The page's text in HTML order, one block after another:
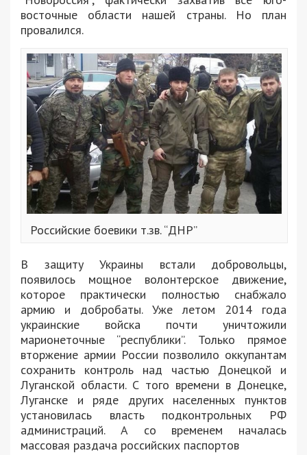
восточные области нашей страны. Но план
провалился.
Российские боевики т.зв. “ДНР”
В защиту Украины встали добровольцы,
появилось мощное волонтерское движение,
которое практически полностью снабжало
армию и добробаты. Уже летом 2014 года
украинские войска почти уничтожили
марионеточные “республики”. Только прямое
вторжение армии России позволило оккупантам
сохранить контроль над частью Донецкой и
Луганской области. С того времени в Донецке,
Луганске и ряде других населенных пунктов
установилась власть подконтрольных РФ
администраций. А со временем началась
массовая раздача российских паспортов